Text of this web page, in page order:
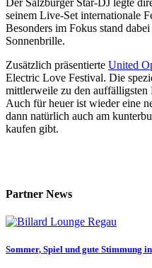
Der Salzburger Star-DJ legte
seinem Live-Set internationale
Besonders im Fokus stand
Sonnenbrille.
Zusätzlich präsentierte United
Electric Love Festival. Die
mittlerweile zu den
Auch für heuer ist wieder eine
dann natürlich auch am
kaufen gibt.
Partner News
Sommer, Spiel und gute Stimmung